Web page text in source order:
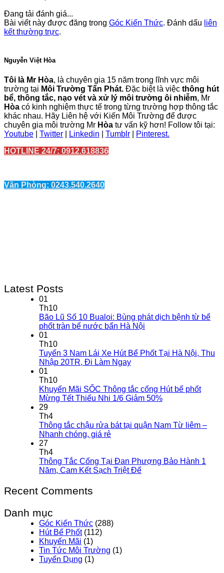
Đang tải đánh giá...
Bài viết này được đăng trong Góc Kiến Thức. Đánh dấu liên
kết thường trực.
Nguyễn Việt Hòa
Tôi là Mr Hòa, là chuyên gia 15 năm trong lĩnh vực môi
trường tại Môi Trường Tấn Phát. Đặc biệt là việc thông hút
bể, thông tắc, nạo vét và xử lý môi trường ôi nhiễm, Mr
Hòa có kinh nghiệm thực tế trong từng trường hợp thông tắc
khác nhau. Hãy Liên hệ với Kiến Môi Trường để được
chuyên gia môi trường Mr Hòa tư vấn kỹ hơn! Follow tôi tại:
Youtube
Twitter Linkedin Tumblr
Pinterest.
HOTLINE 24/7: 0912.618836
Văn Phòng: 0243.540.2640
Latest Posts
01
Th10
Bão Lũ Số 10 Bualoi: Bùng phát dịch bệnh từ bể
phốt tràn bể nước bẩn Hà Nội
01
Th10
Tuyển 3 Nam Lái Xe Hút Bể Phốt Tại Hà Nội, Thu
Nhập 20TR, Đi Làm Ngay
01
Th10
Khuyến Mãi SỐC Thông tắc cống Hút bể phốt
Mừng Tết Thiếu Nhi 1/6 Giảm 50%
29
Th4
Thông tắc chậu rửa bát tại quận Nam Từ liêm –
Nhanh chóng, giá rẻ
27
Th4
Thông Tắc Cống Tại Đan Phượng Bảo Hành 1
Năm, Cam Kết Sạch Triệt Để
Recent Comments
Danh mục
Góc Kiến Thức (288)
Hút Bể Phốt(112)
Khuyến Mãi (1)
Tin Tức Môi Trường (1)
Tuyển Dụng (1)